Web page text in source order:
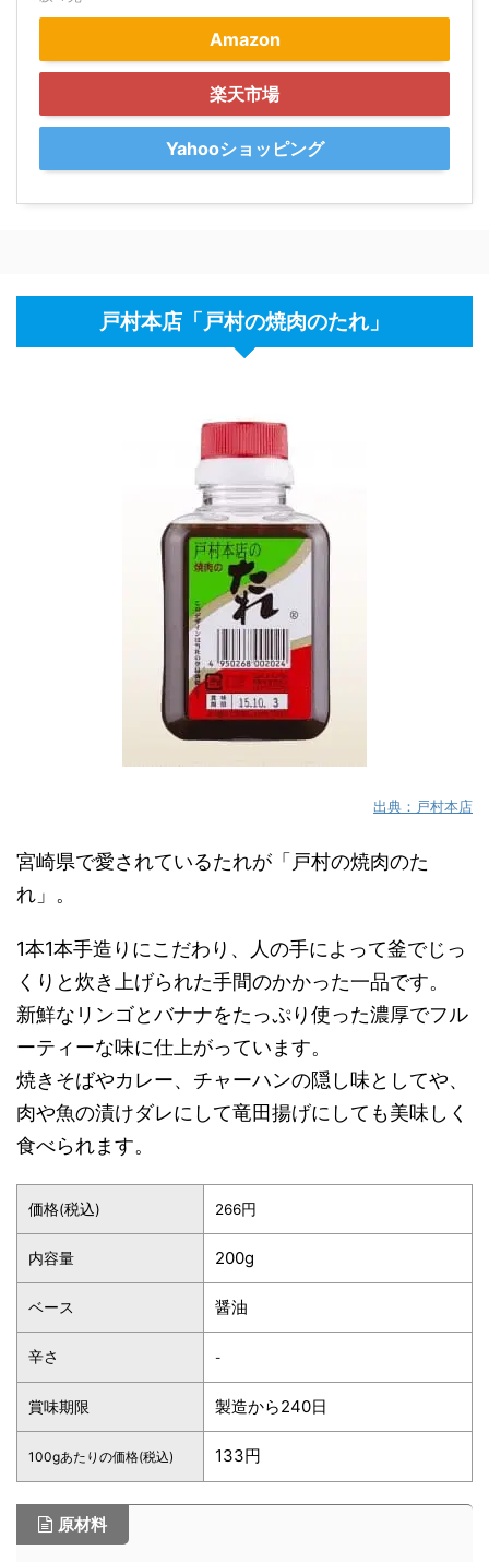
Amazon
楽天市場
Yahooショッピング
戸村本店「戸村の焼肉のたれ」
出典：戸村本店
宮崎県で愛されているたれが「戸村の焼肉のた
れ」。
1本1本手造りにこだわり、人の手によって釜でじっ
くりと炊き上げられた手間のかかった一品です。
新鮮なリンゴとバナナをたっぷり使った濃厚でフル
ーティーな味に仕上がっています。
焼きそばやカレー、チャーハンの隠し味としてや、
肉や魚の漬けダレにして竜田揚げにしても美味しく
食べられます。
価格(税込) 266円
内容量 200g
ベース 醤油
辛さ -
賞味期限 製造から240日
100gあたりの価格(税込) 133円
原材料